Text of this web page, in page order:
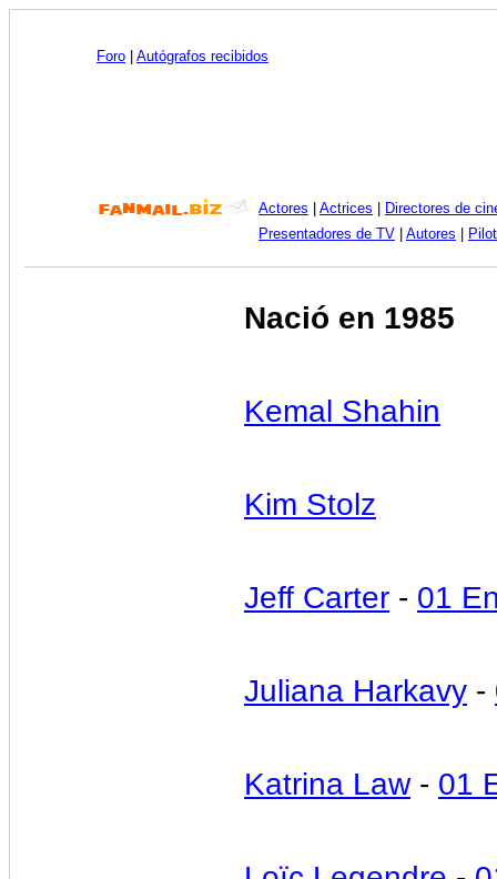
Foro Autógrafos recibidos
Actores Actrices
Directores de
Presentadores de TV
Autores
Nació en 1985
Kemal Shahin
Kim Stolz
Jeff Carter - 01
Juliana Harkavy -
Katrina Law- 01